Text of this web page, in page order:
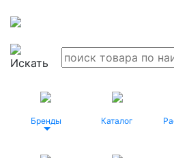
Бренды Каталог